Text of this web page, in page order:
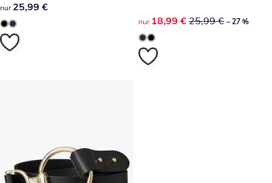
25,99 €
nur 25,99 €
reduzierter Preis 18,99 €,
nur 18,99 € 25,99 € – 27 %